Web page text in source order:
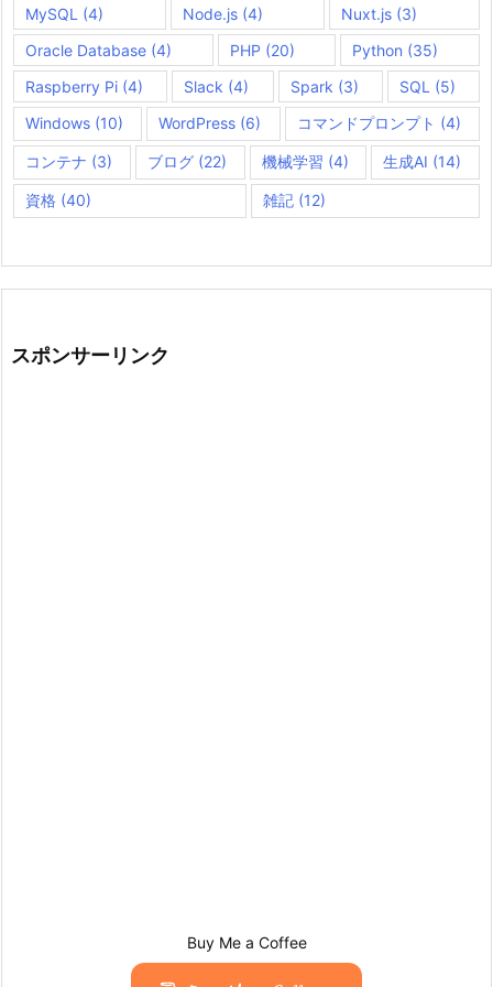
MySQL (4) Node.js(4) Nuxt.js (3)
Oracle Database (4) PHP (20) Python (35)
Raspberry Pi (4) Slack (4) Spark (3) SQL (5)
Windows (10) WordPress (6) コマンドプロンプト (4)
コンテナ (3) ブログ(22) 機械学習 (4) 生成AI (14)
資格 (40) 雑記(12)
スポンサーリンク
Buy Me a Coffee